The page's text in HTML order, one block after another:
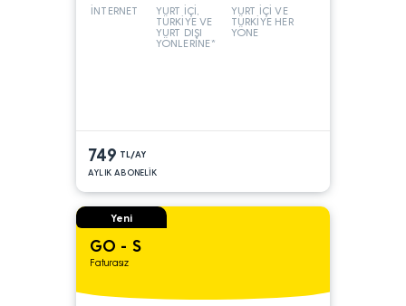
İNTERNET
YURT İÇİ,
TÜRKİYE VE
YURT DIŞI
YÖNLERİNE*
YURT İÇİ VE
TÜRKİYE HER
YÖNE
749 TL/AY
AYLIK ABONELİK
Yeni
GO - S
Faturasız